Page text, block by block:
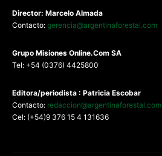
Director: Marcelo Almada
Contacto: gerencia@argentinaforestal.com
Grupo Misiones Online.Com SA
Tel: +54 (0376) 4425800
Editora/periodista : Patricia Escobar
Contacto: redaccion@argentinaforestal.com
Cel: (+54)9 376 15 4 131636